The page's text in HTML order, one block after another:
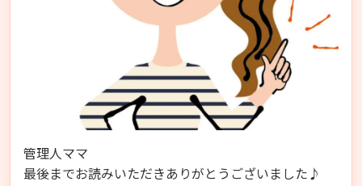
管理人ママ
最後までお読みいただきありがとうございました♪